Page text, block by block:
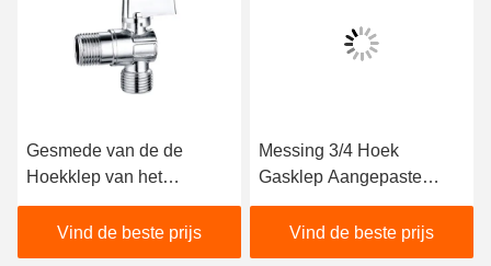
Gesmede van de de
Hoekklep van het
Gasmessing het
Zandontploffing met
Aluminiumhandvat
Vind de beste prijs
Messing 3/4 Hoek
Gasklep Aangepaste
Slijtvaste BV1005-MF
Vind de beste prijs